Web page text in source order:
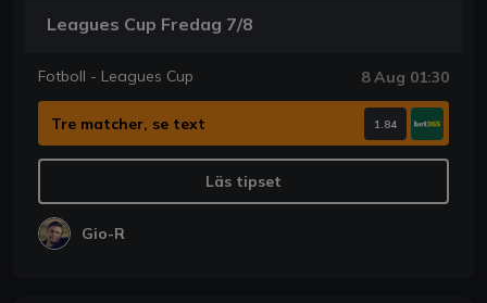
Leagues Cup Fredag 7/8
Fotboll - Leagues Cup 8 Aug 01:30
Tre matcher, se text 1.84
Läs tipset
Gio-R